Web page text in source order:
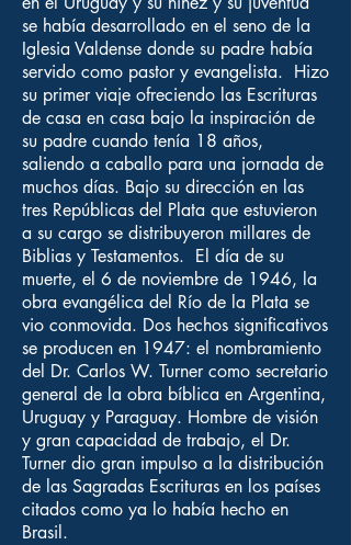
se había desarrollado en el seno de la
Iglesia Valdense donde su padre había
servido como pastor y evangelista. Hizo
su primer viaje ofreciendo las Escrituras
de casa en casa bajo la inspiración de
su padre cuando tenía 18 años,
saliendo a caballo para una jornada de
muchos días. Bajo su dirección en las
tres Repúblicas del Plata que estuvieron
a su cargo se distribuyeron millares de
Biblias y Testamentos. El día de su
muerte, el 6 de noviembre de 1946, la
obra evangélica del Río de la Plata se
vio conmovida. Dos hechos significativos
se producen en 1947: el nombramiento
del Dr. Carlos W. Turner como secretario
general de la obra bíblica en Argentina,
Uruguay y Paraguay. Hombre de visión
y gran capacidad de trabajo, el Dr.
Turner dio gran impulso a la distribución
de las Sagradas Escrituras en los países
citados como ya lo había hecho en
Brasil.